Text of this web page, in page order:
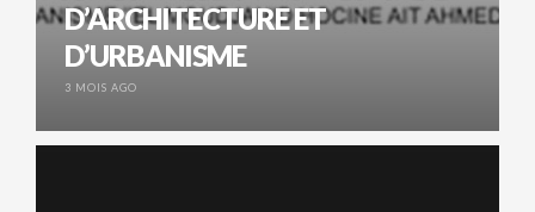
D’ARCHITECTURE ET
D’URBANISME
3 MOIS AGO